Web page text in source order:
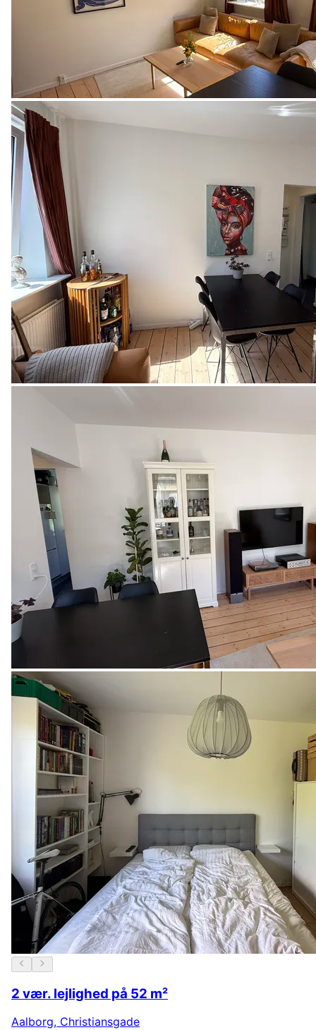
2 vær. lejlighed på 52 m²
Aalborg, Christiansgade